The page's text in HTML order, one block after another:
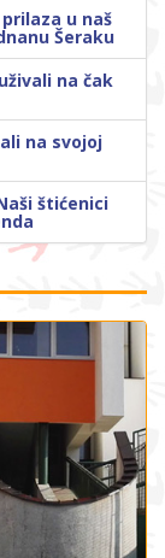
u naš
Šeraku
na čak
na svojoj
štićenici